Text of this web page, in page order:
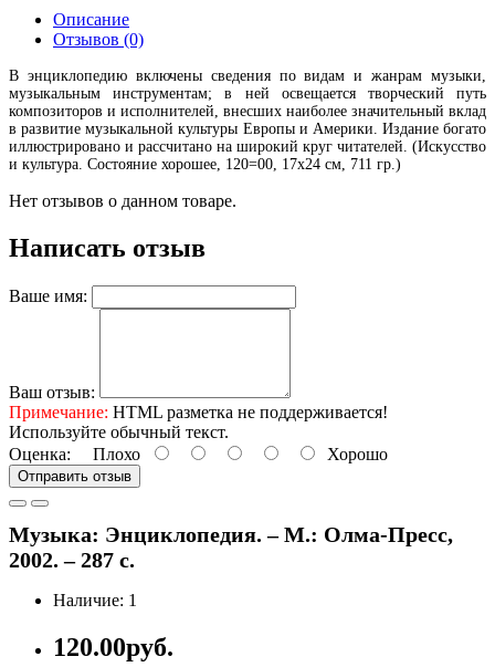
Описание
Отзывов (0)
В энциклопедию включены сведения по видам и жанрам музыки,
музыкальным инструментам; в ней освещается творческий путь
композиторов и исполнителей, внесших наиболее значительный вклад
в развитие музыкальной культуры Европы и Америки. Издание богато
иллюстрировано и рассчитано на широкий круг читателей. (Искусство
и культура. Состояние хорошее, 120=00, 17х24 см, 711 гр.)
Нет отзывов о данном товаре.
Написать отзыв
Ваше имя:
Ваш отзыв:
Примечание: HTML разметка не поддерживается!
Используйте обычный текст.
Оценка: Плохо Хорошо
Отправить отзыв
Музыка: Энциклопедия. – М.: Олма-Пресс,
2002. – 287 с.
Наличие: 1
120.00руб.